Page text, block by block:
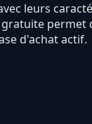
leurs
permet
d'achat actif.